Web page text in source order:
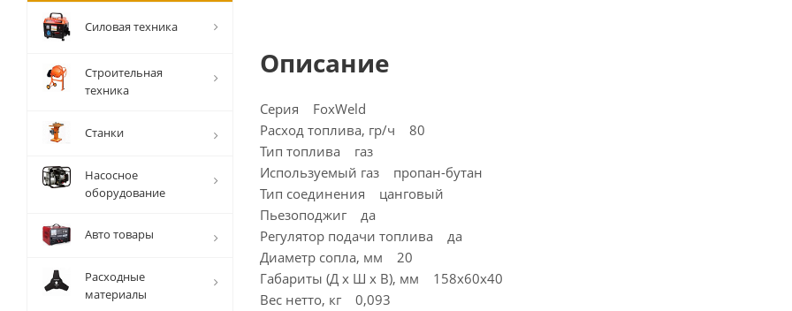
Описание
Серия FoxWeld
Расход топлива, гр/ч 80
Тип топлива газ
Используемый газ пропан-бутан
Тип соединения цанговый
Пьезоподжиг да
Регулятор подачи топлива да
Диаметр сопла, мм 20
Габариты (Д х Ш х В), мм 158х60х40
Вес нетто, кг 0,093
Силовая техника
Строительная
техника
Станки
Насосное
оборудование
Авто товары
Расходные
материалы